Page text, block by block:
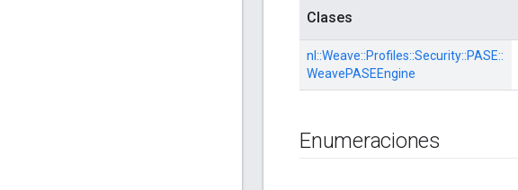
Clases
nl::Weave::Profiles::Security::PASE::
WeavePASEEngine
Enumeraciones